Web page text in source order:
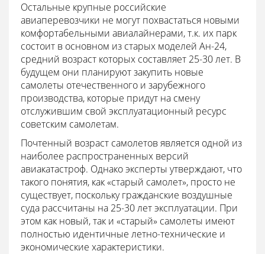
Остальные крупные российские
авиаперевозчики не могут похвастаться новыми
комфортабельными авиалайнерами, т.к. их парк
состоит в основном из старых моделей Ан-24,
средний возраст которых составляет 25-30 лет. В
будущем они планируют закупить новые
самолеты отечественного и зарубежного
производства, которые придут на смену
отслужившим свой эксплуатационный ресурс
советским самолетам.
Почтенный возраст самолетов является одной из
наиболее распространенных версий
авиакатастроф. Однако эксперты утверждают, что
такого понятия, как «старый самолет», просто не
существует, поскольку гражданские воздушные
суда рассчитаны на 25-30 лет эксплуатации. При
этом как новый, так и «старый» самолеты имеют
полностью идентичные летно-технические и
экономические характеристики.